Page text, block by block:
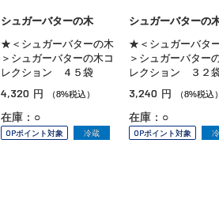
シュガーバターの木
★＜シュガーバターの木
＞シュガーバターの木コ
レクション ４５袋
4,320 円 （8%税込）
在庫：○
OPポイント対象 冷蔵
シュガーバターの
★＜シュガーバタ
＞シュガーバター
レクション ３２
3,240 円 （8%税込
在庫：○
OPポイント対象